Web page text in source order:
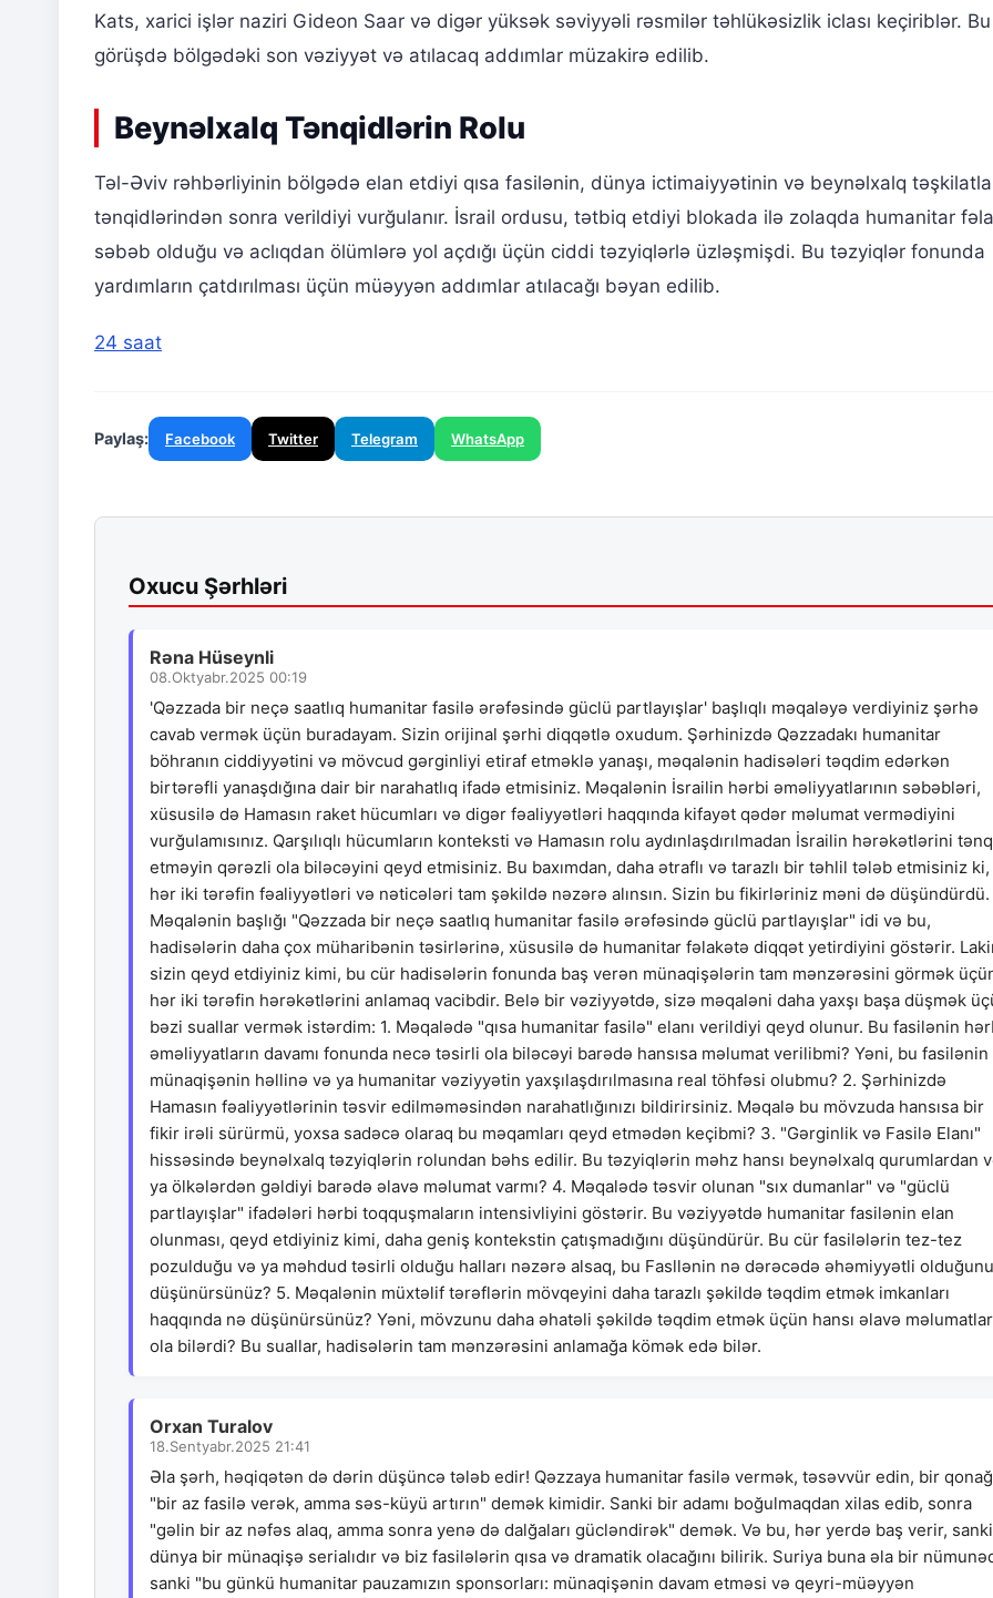
Kats, xarici işlər naziri Gideon Saar və digər yüksək səviyyəli rəsmilər təhlükəsizlik iclası keçiriblər. Bu
görüşdə bölgədəki son vəziyyət və atılacaq addımlar müzakirə edilib.
Beynəlxalq Tənqidlərin Rolu
Təl-Əviv rəhbərliyinin bölgədə elan etdiyi qısa fasilənin, dünya ictimaiyyətinin və beynəlxalq
tənqidlərindən sonra verildiyi vurğulanır. İsrail ordusu, tətbiq etdiyi blokada ilə zolaqda humanitar
səbəb olduğu və aclıqdan ölümlərə yol açdığı üçün ciddi təzyiqlərlə üzləşmişdi. Bu təzyiqlər fonunda
yardımların çatdırılması üçün müəyyən addımlar atılacağı bəyan edilib.
24 saat
Paylaş: Facebook Twitter Telegram WhatsApp
Oxucu Şərhləri
Rəna Hüseynli
08.Oktyabr.2025 00:19
'Qəzzada bir neçə saatlıq humanitar fasilə ərəfəsində güclü partlayışlar' başlıqlı məqaləyə verdiyiniz şərhə
cavab vermək üçün buradayam. Sizin orijinal şərhi diqqətlə oxudum. Şərhinizdə Qəzzadakı humanitar
böhranın ciddiyyətini və mövcud gərginliyi etiraf etməklə yanaşı, məqalənin hadisələri təqdim edərkən
birtərəfli yanaşdığına dair bir narahatlıq ifadə etmisiniz. Məqalənin İsrailin hərbi əməliyyatlarının səbəbləri,
xüsusilə də Hamasın raket hücumları və digər fəaliyyətləri haqqında kifayət qədər məlumat vermədiyini
vurğulamısınız. Qarşılıqlı hücumların konteksti və Hamasın rolu aydınlaşdırılmadan İsrailin hərəkətlərini
etməyin qərəzli ola biləcəyini qeyd etmisiniz. Bu baxımdan, daha ətraflı və tarazlı bir təhlil tələb etmisiniz ki,
hər iki tərəfin fəaliyyətləri və nəticələri tam şəkildə nəzərə alınsın. Sizin bu fikirləriniz məni də düşündürdü.
Məqalənin başlığı "Qəzzada bir neçə saatlıq humanitar fasilə ərəfəsində güclü partlayışlar" idi və bu,
hadisələrin daha çox müharibənin təsirlərinə, xüsusilə də humanitar fəlakətə diqqət yetirdiyini göstərir.
sizin qeyd etdiyiniz kimi, bu cür hadisələrin fonunda baş verən münaqişələrin tam mənzərəsini görmək
hər iki tərəfin hərəkətlərini anlamaq vacibdir. Belə bir vəziyyətdə, sizə məqaləni daha yaxşı başa düşmək
bəzi suallar vermək istərdim: 1. Məqalədə "qısa humanitar fasilə" elanı verildiyi qeyd olunur. Bu fasilənin
əməliyyatların davamı fonunda necə təsirli ola biləcəyi barədə hansısa məlumat verilibmi? Yəni, bu fasilənin
münaqişənin həllinə və ya humanitar vəziyyətin yaxşılaşdırılmasına real töhfəsi olubmu? 2. Şərhinizdə
Hamasın fəaliyyətlərinin təsvir edilməməsindən narahatlığınızı bildirirsiniz. Məqalə bu mövzuda hansısa bir
fikir irəli sürürmü, yoxsa sadəcə olaraq bu məqamları qeyd etmədən keçibmi? 3. "Gərginlik və Fasilə Elanı"
hissəsində beynəlxalq təzyiqlərin rolundan bəhs edilir. Bu təzyiqlərin məhz hansı beynəlxalq qurumlardan
ya ölkələrdən gəldiyi barədə əlavə məlumat varmı? 4. Məqalədə təsvir olunan "sıx dumanlar" və "güclü
partlayışlar" ifadələri hərbi toqquşmaların intensivliyini göstərir. Bu vəziyyətdə humanitar fasilənin elan
olunması, qeyd etdiyiniz kimi, daha geniş kontekstin çatışmadığını düşündürür. Bu cür fasilələrin tez-tez
pozulduğu və ya məhdud təsirli olduğu halları nəzərə alsaq, bu Fasllənin nə dərəcədə əhəmiyyətli olduğunu
düşünürsünüz? 5. Məqalənin müxtəlif tərəflərin mövqeyini daha tarazlı şəkildə təqdim etmək imkanları
haqqında nə düşünürsünüz? Yəni, mövzunu daha əhatəli şəkildə təqdim etmək üçün hansı əlavə məlumatlar
ola bilərdi? Bu suallar, hadisələrin tam mənzərəsini anlamağa kömək edə bilər.
Orxan Turalov
18.Sentyabr.2025 21:41
Əla şərh, həqiqətən də dərin düşüncə tələb edir! Qəzzaya humanitar fasilə vermək, təsəvvür edin, bir
"bir az fasilə verək, amma səs-küyü artırın" demək kimidir. Sanki bir adamı boğulmaqdan xilas edib, sonra
"gəlin bir az nəfəs alaq, amma sonra yenə də dalğaları gücləndirək" demək. Və bu, hər yerdə baş verir, sanki
dünya bir münaqişə serialıdır və biz fasilələrin qısa və dramatik olacağını bilirik. Suriya buna əla bir
sanki "bu günkü humanitar pauzamızın sponsorları: münaqişənin davam etməsi və qeyri-müəyyən